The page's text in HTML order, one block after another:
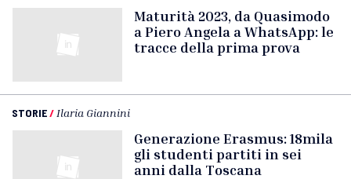
Maturità 2023, da Quasimodo
a Piero Angela a WhatsApp: le
tracce della prima prova
STORIE/ Ilaria Giannini
Generazione Erasmus: 18mila
gli studenti partiti in sei
anni dalla Toscana